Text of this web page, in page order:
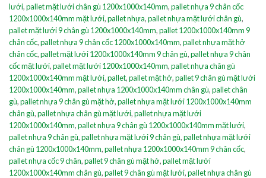
lưới,pallet mặt lưới chân gù 1200x1000x140mm,pallet nhựa 9 chân cốc
1200x1000x140mm mặt lưới,pallet nhựa,pallet nhựa mặt lưới chân gù,
pallet mặt lưới 9 chân gù 1200x1000x140mm,pallet 1200x1000x140mm 9
chân cốc,pallet nhựa 9 chân cốc 1200x1000x140mm,pallet nhựa mặt hở
chân cốc,pallet mặt lưới 1200x1000x140mm 9 chân gù,pallet nhựa 9 chân
cốc mặt lưới,pallet mặt lưới 1200x1000x140mm,pallet nhựa chân gù
1200x1000x140mm mặt lưới,pallet,pallet mặt hở,pallet 9 chân gù mặt lưới
1200x1000x140mm,pallet nhựa 1200x1000x140mm chân gù,pallet chân
gù,pallet nhựa 9 chân gù mặt hở,pallet nhựa mặt lưới 1200x1000x140mm
chân gù,pallet nhựa chân gù mặt lưới,pallet nhựa mặt lưới
1200x1000x140mm,pallet nhựa 9 chân gù 1200x1000x140mm mặt lưới,
pallet nhựa 9 chân gù,pallet nhựa mặt lưới 9 chân gù,pallet nhựa mặt lưới
chân gù 1200x1000x140mm,pallet nhựa 1200x1000x140mm 9 chân cốc,
pallet nhựa cốc 9 chân,pallet 9 chân gù mặt hở,pallet mặt lưới
1200x1000x140mm chân gù,pallet 9 chân gù mặt lưới,pallet nhựa chân gù